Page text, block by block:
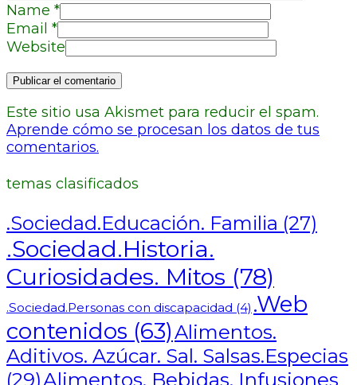
Name *
Email *
Website
Este sitio usa Akismet para reducir el spam.
Aprende cómo se procesan los datos de tus
comentarios.
temas clasificados
.Sociedad.Educación. Familia (27)
.Sociedad.Historia.
Curiosidades. Mitos (78)
.Sociedad.Personas con discapacidad (4) .Web
contenidos (63)Alimentos.
Aditivos. Azúcar. Sal. Salsas.Especias
(29)Alimentos. Bebidas. Infusiones